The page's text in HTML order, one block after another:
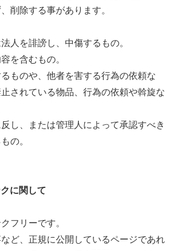
削除する事があります。
人を誹謗し、中傷するもの。
を含むもの。
ものや、他者を害する行為の依頼な
されている物品、行為の依頼や斡旋な
し、または管理人によって承認すべき
の。
に関して
フリーです。
ど、正規に公開しているページであれ